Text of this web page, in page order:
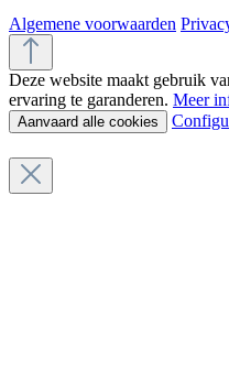
Algemene voorwaarden
Deze website maakt gebruik
ervaring te garanderen. Meer
Aanvaard alle cookies